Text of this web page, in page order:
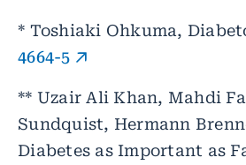
* Toshiaki Ohkuma,
4664-5
** Uzair Ali Khan, Mahdi
Sundquist, Hermann
Diabetes as Important as